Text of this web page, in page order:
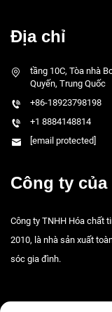
Địa chỉ
tầng 10C, Tòa nhà
Quyến, Trung Quốc
+86-18923798198
+1 8884148814
[email protected]
Công ty
Công ty TNHH Hóa chất
2010, là nhà sản xuất
sóc gia đình.